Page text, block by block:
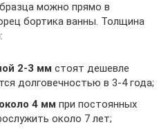
можно прямо в
бортика ванны. Толщина
2-3 мм стоят дешевле
долговечностью в 3-4 года;
4 мм при постоянных
около 7 лет;